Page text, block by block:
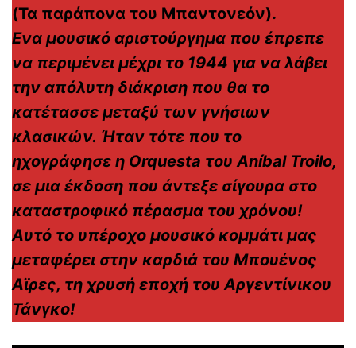
(Τα παράπονα του Μπαντονεόν).
Ενα μουσικό αριστούργημα που έπρεπε
να περιμένει μέχρι το 1944 για να λάβει
την απόλυτη διάκριση που θα το
κατέτασσε μεταξύ των γνήσιων
κλασικών. Ήταν τότε που το
ηχογράφησε η Orquesta του Aníbal Troilo,
σε μια έκδοση που άντεξε σίγουρα στο
καταστροφικό πέρασμα του χρόνου!
Αυτό το υπέροχο μουσικό κομμάτι μας
μεταφέρει στην καρδιά του Μπουένος
Αϊρες, τη χρυσή εποχή του Αργεντίνικου
Τάνγκο!